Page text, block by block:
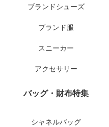
ブランドシューズ
ブランド服
スニーカー
アクセサリー
バッグ・財布特集
シャネルバッグ